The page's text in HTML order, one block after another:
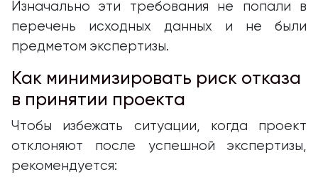
Изначально эти требования не попали в
перечень исходных данных и не были
предметом экспертизы.
Как минимизировать риск отказа
в принятии проекта
Чтобы избежать ситуации, когда проект
отклоняют после успешной экспертизы,
рекомендуется: